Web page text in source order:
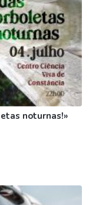
noturnas!»